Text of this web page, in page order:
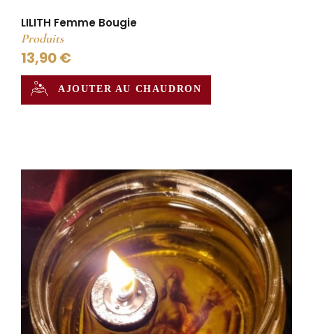
LILITH Femme Bougie
Produits
13,90 €
AJOUTER AU CHAUDRON